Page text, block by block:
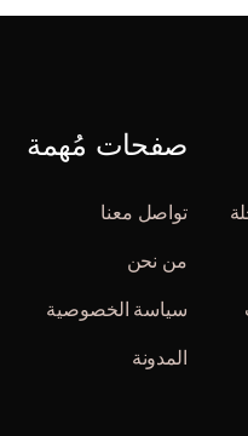
صفحات مُهمة
تواصل معنا
من نحن
سياسة الخصوصية
المدونة